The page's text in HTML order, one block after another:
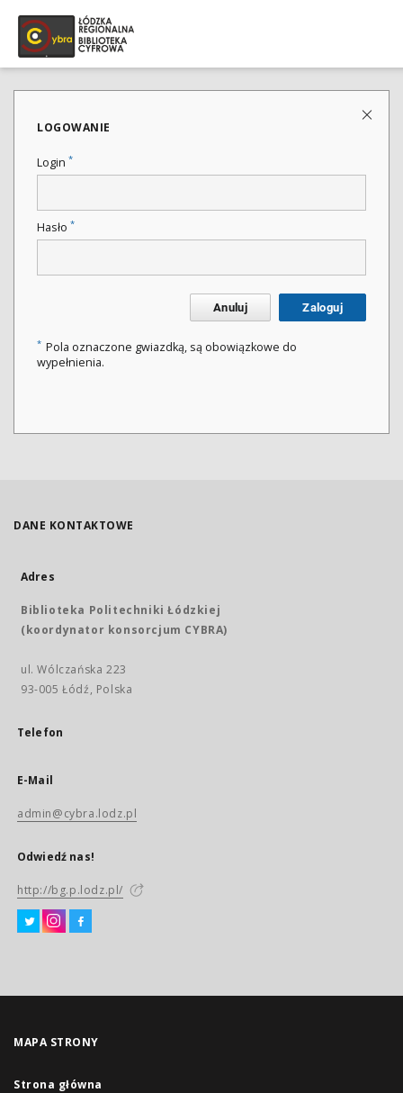
LOGOWANIE
Login *
Hasło *
Anuluj Zaloguj
* Pola oznaczone gwiazdką, są obowiązkowe do
wypełnienia.
DANE KONTAKTOWE
Adres
Biblioteka Politechniki Łódzkiej
(koordynator konsorcjum CYBRA)
ul. Wólczańska 223
93-005 Łódź, Polska
Telefon
E-Mail
admin@cybra.lodz.pl
Odwiedź nas!
http://bg.p.lodz.pl/
MAPA STRONY
Strona główna